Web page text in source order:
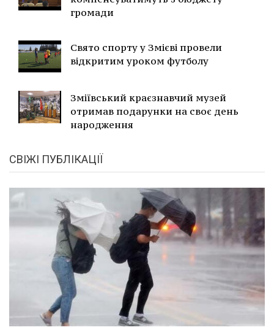
громади
Свято спорту у Змієві провели
відкритим уроком футболу
Зміївський краєзнавчий музей
отримав подарунки на своє день
народження
СВІЖІ ПУБЛІКАЦІЇ